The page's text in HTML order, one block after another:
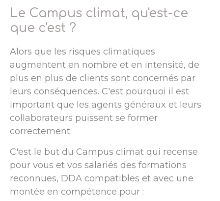
Le Campus climat, qu'est-ce
que c'est ?
Alors que les risques climatiques
augmentent en nombre et en intensité, de
plus en plus de clients sont concernés par
leurs conséquences. C'est pourquoi il est
important que les agents généraux et leurs
collaborateurs puissent se former
correctement.
C'est le but du Campus climat qui recense
pour vous et vos salariés des formations
reconnues, DDA compatibles et avec une
montée en compétence pour :